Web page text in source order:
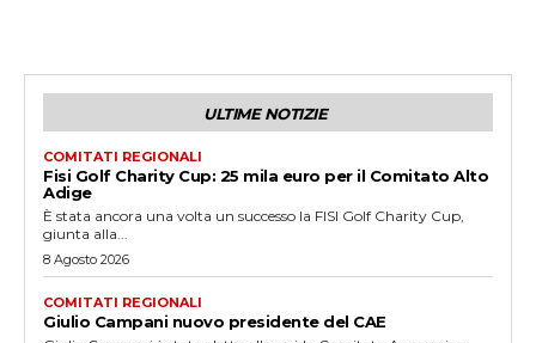
ULTIME NOTIZIE
COMITATI REGIONALI
Fisi Golf Charity Cup: 25 mila euro per il Comitato Alto
Adige
È stata ancora una volta un successo la FISI Golf Charity Cup,
giunta alla...
8 Agosto 2026
COMITATI REGIONALI
Giulio Campani nuovo presidente del CAE